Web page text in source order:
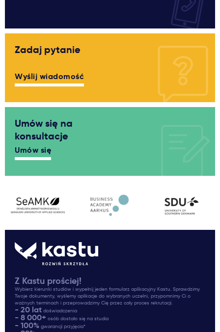
Zadaj pytanie
Wyślij wiadomość
Umów się na
konsultacje
Umów się
Z Kastu prościej!
Wybierz kierunki studiów i wypełnij jeden formularz aplikacyjny Kastu. Sprawdzimy
Twoje dokumenty, wyślemy aplikacje do wybranych uczelni, przypomnimy Ci o
ważnych terminach i przeprowadzimy Cię przez cały proces rekrutacji.
- 20 lat doświadczenia
- 8 000+ osób dostało się na studia
- 100% gwarancji przyjęcia*